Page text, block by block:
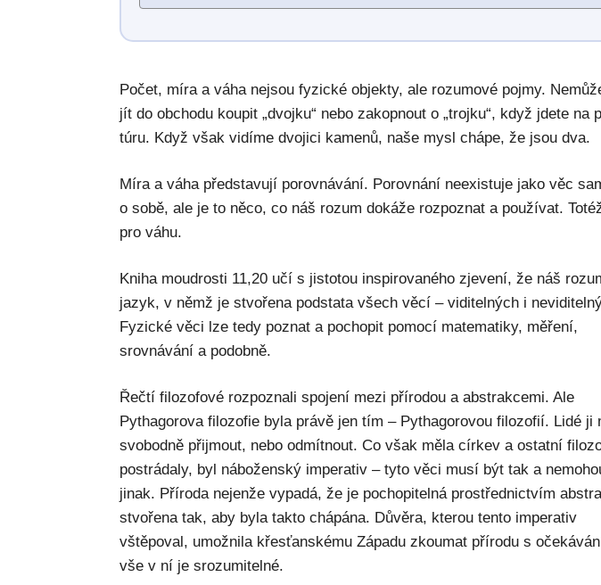
Počet, míra a váha nejsou fyzické objekty, ale rozumové pojmy.
jít do obchodu koupit „dvojku“ nebo zakopnout o „trojku“, když jdete na
túru. Když však vidíme dvojici kamenů, naše mysl chápe, že jsou dva.
Míra a váha představují porovnávání. Porovnání neexistuje jako věc
o sobě, ale je to něco, co náš rozum dokáže rozpoznat a používat.
pro váhu.
Kniha moudrosti 11,20 učí s jistotou inspirovaného zjevení, že náš
jazyk, v němž je stvořena podstata všech věcí – viditelných i
Fyzické věci lze tedy poznat a pochopit pomocí matematiky, měření,
srovnávání a podobně.
Řečtí filozofové rozpoznali spojení mezi přírodou a abstrakcemi. Ale
Pythagorova filozofie byla právě jen tím – Pythagorovou filozofií. Lidé ji
svobodně přijmout, nebo odmítnout. Co však měla církev a ostatní
postrádaly, byl náboženský imperativ – tyto věci musí být tak a
jinak. Příroda nejenže vypadá, že je pochopitelná prostřednictvím
stvořena tak, aby byla takto chápána. Důvěra, kterou tento imperativ
vštěpoval, umožnila křesťanskému Západu zkoumat přírodu s
vše v ní je srozumitelné.